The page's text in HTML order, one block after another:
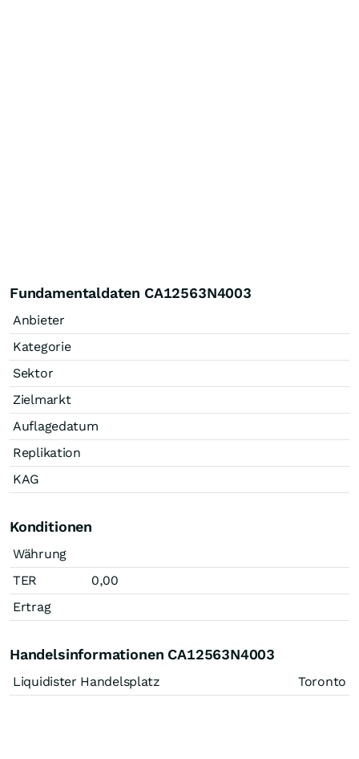
Fundamentaldaten CA12563N4003
Anbieter
Kategorie
Sektor
Zielmarkt
Auflagedatum
Replikation
KAG
Konditionen
Währung
TER
0,00
Ertrag
Handelsinformationen CA12563N4003
Liquidister Handelsplatz Toronto